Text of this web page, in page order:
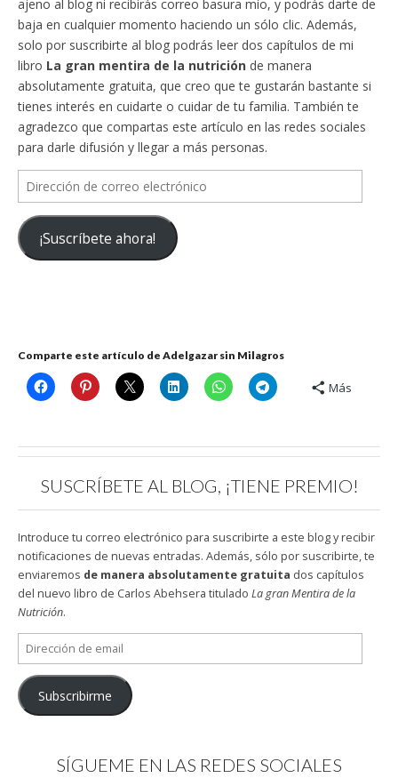
ajeno al blog ni recibirás correo basura mío, y podrás darte de
baja en cualquier momento haciendo un sólo clic. Además,
solo por suscribirte al blog podrás leer dos capítulos de mi
libro La gran mentira de la nutrición de manera
absolutamente gratuita, que creo que te gustarán bastante si
tienes interés en cuidarte o cuidar de tu familia. También te
agradezco que compartas este artículo en las redes sociales
para darle difusión y llegar a más personas.
Dirección
de
correo
electrónico
¡Suscríbete ahora!
Comparte este artículo de Adelgazar sin Milagros
Más
SUSCRÍBETE AL BLOG, ¡TIENE PREMIO!
Introduce tu correo electrónico para suscribirte a este blog y recibir
notificaciones de nuevas entradas. Además, sólo por suscribirte, te
enviaremos de manera absolutamente gratuita dos capítulos
del nuevo libro de Carlos Abehsera titulado La gran Mentira de la
Nutrición.
Dirección
de
email
Subscribirme
SÍGUEME EN LAS REDES SOCIALES